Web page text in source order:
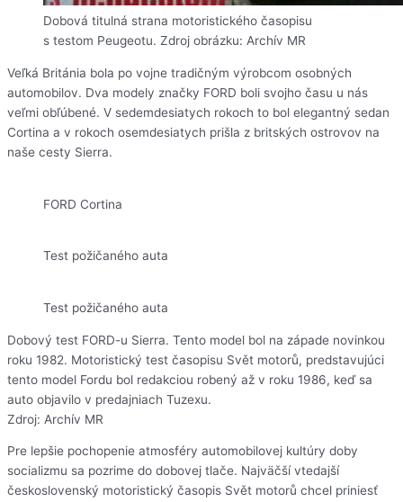
Dobová titulná strana motoristického časopisu
s testom Peugeotu. Zdroj obrázku: Archív MR
Veľká Británia bola po vojne tradičným výrobcom osobných
automobilov. Dva modely značky FORD boli svojho času u nás
veľmi obľúbené. V sedemdesiatych rokoch to bol elegantný sedan
Cortina a v rokoch osemdesiatych prišla z britských ostrovov na
naše cesty Sierra.
FORD Cortina
Test požičaného auta
Test požičaného auta
Dobový test FORD-u Sierra. Tento model bol na západe novinkou
roku 1982. Motoristický test časopisu Svět motorů, predstavujúci
tento model Fordu bol redakciou robený až v roku 1986, keď sa
auto objavilo v predajniach Tuzexu.
Zdroj: Archív MR
Pre lepšie pochopenie atmosféry automobilovej kultúry doby
socializmu sa pozrime do dobovej tlače. Najväčší vtedajší
československý motoristický časopis Svět motorů chcel priniesť